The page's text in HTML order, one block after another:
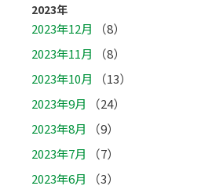
2023年
2023年12月
（8）
2023年11月
（8）
2023年10月
（13）
2023年9月
（24）
2023年8月
（9）
2023年7月
（7）
2023年6月
（3）